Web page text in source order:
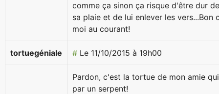
comme ça sinon ça risque d'être dur
sa plaie et de lui enlever les vers...Bon
moi au courant!
tortuegéniale # Le 11/10/2015 à 19h00
Pardon, c'est la tortue de mon amie
par un serpent!